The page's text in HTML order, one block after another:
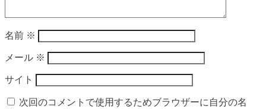
名前 ※
メール ※
サイト
次回のコメントで使用するためブラウザーに自分の名